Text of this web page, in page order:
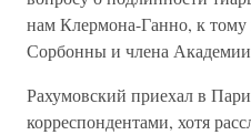
нам Клермона-Ганно, к тому
Сорбонны и члена
Рахумовский приехал в
корреспондентами, хотя